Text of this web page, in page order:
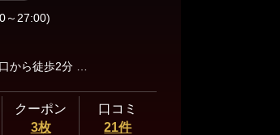
～27:00)
クーポン
3枚
口コミ
21件